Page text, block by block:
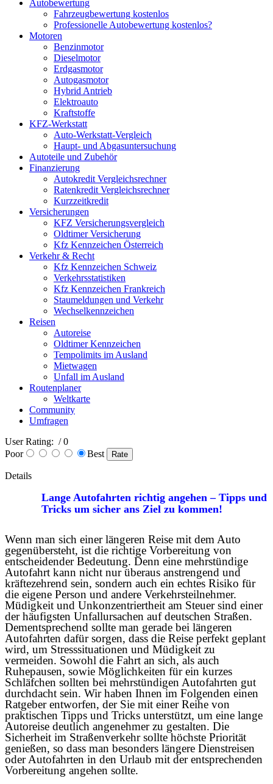
Autobewertung
Fahrzeugbewertung kostenlos
Professionelle Autobewertung kostenlos?
Motoren
Benzinmotor
Dieselmotor
Erdgasmotor
Autogasmotor
Hybrid Antrieb
Elektroauto
Kraftstoffe
KFZ-Werkstatt
Auto-Werkstatt-Vergleich
Haupt- und Abgasuntersuchung
Autoteile und Zubehör
Finanzierung
Autokredit Vergleichsrechner
Ratenkredit Vergleichsrechner
Kurzzeitkredit
Versicherungen
KFZ Versicherungsvergleich
Oldtimer Versicherung
Kfz Kennzeichen Österreich
Verkehr & Recht
Kfz Kennzeichen Schweiz
Verkehrsstatistiken
Kfz Kennzeichen Frankreich
Staumeldungen und Verkehr
Wechselkennzeichen
Reisen
Autoreise
Oldtimer Kennzeichen
Tempolimits im Ausland
Mietwagen
Unfall im Ausland
Routenplaner
Weltkarte
Community
Umfragen
User Rating: / 0
Poor
Best
Details
Lange Autofahrten richtig angehen – Tipps und
Tricks um sicher ans Ziel zu kommen!
Wenn man sich einer längeren Reise mit dem Auto
gegenübersteht, ist die richtige Vorbereitung von
entscheidender Bedeutung. Denn eine mehrstündige
Autofahrt kann nicht nur überaus anstrengend und
kräftezehrend sein, sondern auch ein echtes Risiko für
die eigene Person und andere Verkehrsteilnehmer.
Müdigkeit und Unkonzentriertheit am Steuer sind einer
der häufigsten Unfallursachen auf deutschen Straßen.
Dementsprechend sollte man gerade bei längeren
Autofahrten dafür sorgen, dass die Reise perfekt geplant
wird, um Stresssituationen und Müdigkeit zu
vermeiden. Sowohl die Fahrt an sich, als auch
Ruhepausen, sowie Möglichkeiten für ein kurzes
Schläfchen sollten bei mehrstündigen Autofahrten gut
durchdacht sein. Wir haben Ihnen im Folgenden einen
Ratgeber entworfen, der Sie mit einer Reihe von
praktischen Tipps und Tricks unterstützt, um eine lange
Autoreise deutlich angenehmer zu gestalten. Die
Sicherheit im Straßenverkehr sollte höchste Priorität
genießen, so dass man besonders längere Dienstreisen
oder Autofahrten in den Urlaub mit der entsprechenden
Vorbereitung angehen sollte.